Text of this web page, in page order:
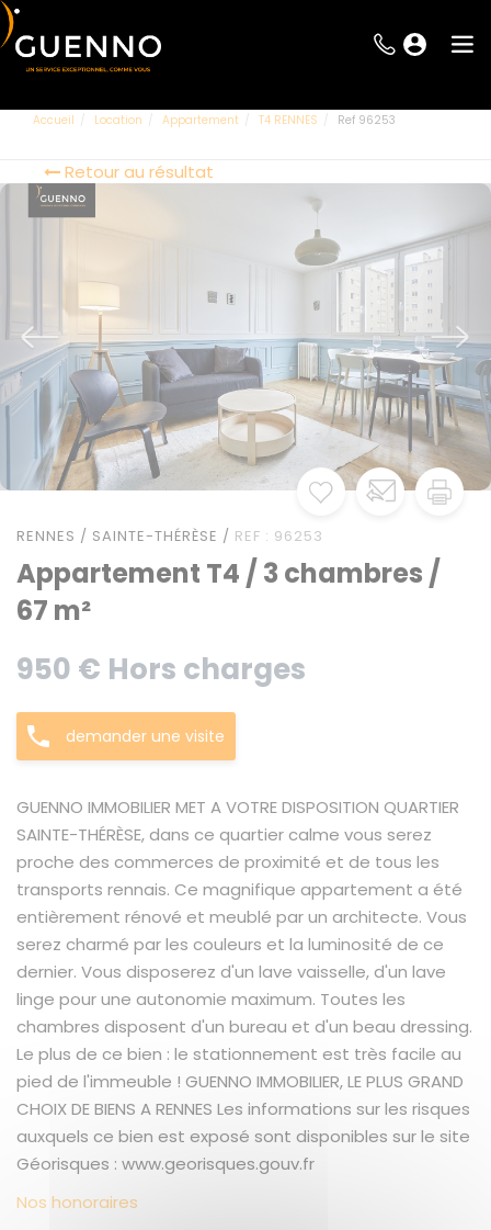
Accueil Location Appartement T4 RENNES Ref 96253
Retour au résultat
RENNES / SAINTE-THÉRÈSE / REF : 96253
Appartement T4 / 3 chambres /
67 m²
950 € Hors charges
demander une visite
GUENNO IMMOBILIER MET A VOTRE DISPOSITION QUARTIER
SAINTE-THÉRÈSE, dans ce quartier calme vous serez
proche des commerces de proximité et de tous les
transports rennais. Ce magnifique appartement a été
entièrement rénové et meublé par un architecte. Vous
serez charmé par les couleurs et la luminosité de ce
dernier. Vous disposerez d'un lave vaisselle, d'un lave
linge pour une autonomie maximum. Toutes les
chambres disposent d'un bureau et d'un beau dressing.
Le plus de ce bien : le stationnement est très facile au
pied de l'immeuble ! GUENNO IMMOBILIER, LE PLUS GRAND
CHOIX DE BIENS A RENNES Les informations sur les risques
auxquels ce bien est exposé sont disponibles sur le site
Géorisques : www.georisques.gouv.fr
Nos honoraires